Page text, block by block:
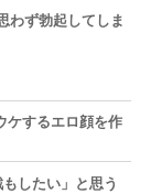
ず勃起してしま
ケするエロ顔を作
したい」と思う